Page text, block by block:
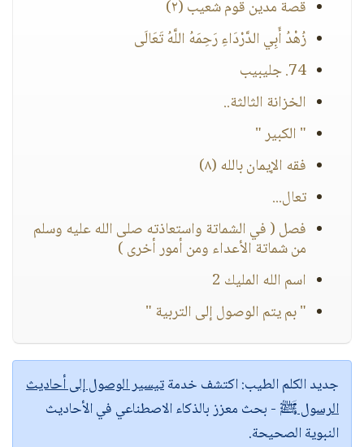
قصة مدين قوم شعيب (٢)
زُهْدُ أَبِي الدَّرْدَاءِ رَحِمَهُ اللَّهُ تَعَالَى
74. جليبيب
الخزانة الثالثة..
" الكبير "
فقه الإيمان بالله (٨)
تعال...
فصل ( في الشماتة واستعاذته صلى الله عليه وسلم
من شماتة الأعداء ومن أمور أخرى )
اسم الله المليك 2
" بم يتم الوصول إلى التربية "
جديد الكلم الطيب:اكتشف خدمةتيسير الوصول إلى أحاديث
الرسول ﷺ - بحث معزز بالذكاء الاصطناعي في الأحاديث
النبوية الصحيحة.